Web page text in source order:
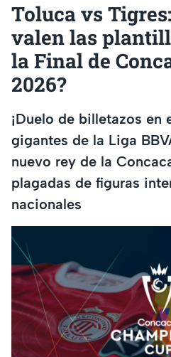
Toluca vs
valen las
la Final de
2026?
¡Duelo de billetazos en
gigantes de la Liga
nuevo rey de la
plagadas de figuras
nacionales